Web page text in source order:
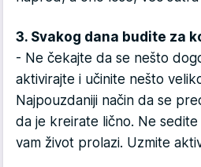
3. Svakog dana budite za
- Ne čekajte da se nešto
aktivirajte i učinite nešto
Najpouzdaniji način da se
da je kreirate lično. Ne
vam život prolazi. Uzmite